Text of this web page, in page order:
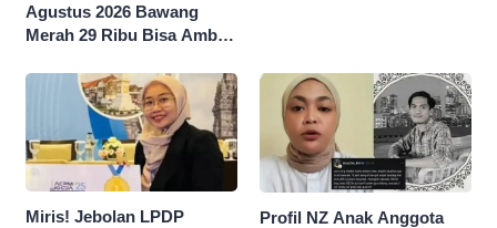
Agustus 2026 Bawang
Merah 29 Ribu Bisa Ambil
50 Persen
Miris! Jebolan LPDP
Profil NZ Anak Anggota